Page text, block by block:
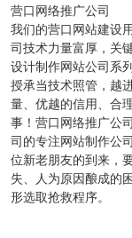
营口网络推广公司
我们的营口网站建设
司技术力量富厚，关
设计制作网站公司系
授承当技术照管，越
量、优越的信用、合
事！营口网络推广公
司的专注网站制作公
位新老朋友的到来，
失、人为原因酿成的
形选取抢救程序。